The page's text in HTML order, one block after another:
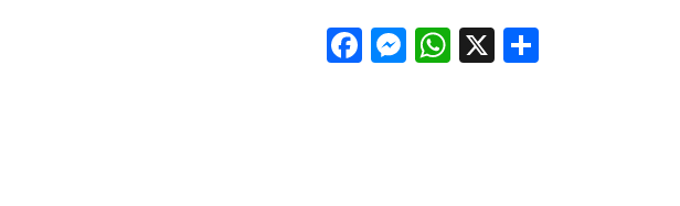
Facebook
Messenger
WhatsApp
X